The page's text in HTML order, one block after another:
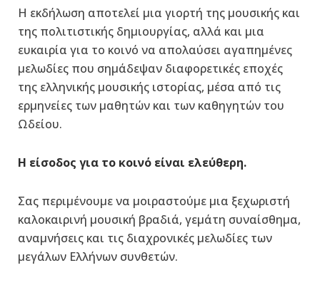
Η εκδήλωση αποτελεί μια γιορτή της μουσικής και
της πολιτιστικής δημιουργίας, αλλά και μια
ευκαιρία για το κοινό να απολαύσει αγαπημένες
μελωδίες που σημάδεψαν διαφορετικές εποχές
της ελληνικής μουσικής ιστορίας, μέσα από τις
ερμηνείες των μαθητών και των καθηγητών του
Ωδείου.
Η είσοδος για το κοινό είναι ελεύθερη.
Σας περιμένουμε να μοιραστούμε μια ξεχωριστή
καλοκαιρινή μουσική βραδιά, γεμάτη συναίσθημα,
αναμνήσεις και τις διαχρονικές μελωδίες των
μεγάλων Ελλήνων συνθετών.